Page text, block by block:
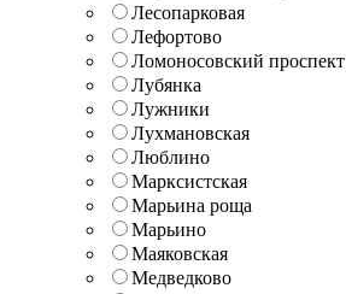
Лесопарковая
Лефортово
Ломоносовский проспект
Лубянка
Лужники
Лухмановская
Люблино
Марксистская
Марьина роща
Марьино
Маяковская
Медведково